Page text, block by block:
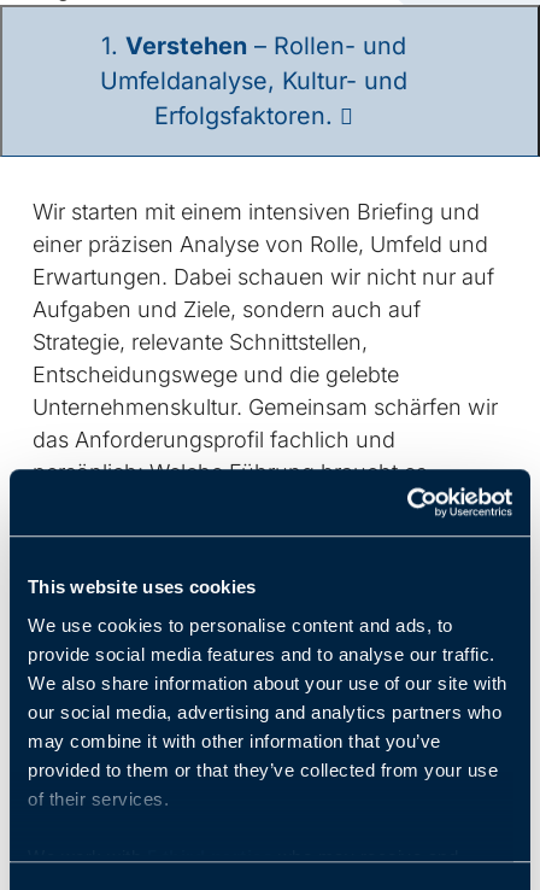
This website uses cookies
We use cookies to personalise content and ads, to
provide social media features and to analyse our traffic.
We also share information about your use of our site with
our social media, advertising and analytics partners who
may combine it with other information that you’ve
provided to them or that they’ve collected from your use
of their services.
We work with5 third partieswho may receive and
1. Verstehen – Rollen- und
Umfeldanalyse, Kultur- und
Erfolgsfaktoren.
Wir starten mit einem intensiven Briefing und
einer präzisen Analyse von Rolle, Umfeld und
Erwartungen. Dabei schauen wir nicht nur auf
Aufgaben und Ziele, sondern auch auf
Strategie, relevante Schnittstellen,
Entscheidungswege und die gelebte
Unternehmenskultur. Gemeinsam schärfen wir
das Anforderungsprofil fachlich und
persönlich: Welche Führung braucht es
wirklich? Welche Erfolgsfaktoren entscheiden
in den ersten 6–12 Monaten? Und welche
verengen? Ein wichtiger Teil ist dabei auch die
Passungslogik: Welche Werte,
Kommunikationsstile und Arbeitsweisen
funktionieren in Ihrem Umfeld – und welche
eher nicht. Denn nachhaltiger Erfolg entsteht
dort, wo Persönlichkeit, Aufgabe und